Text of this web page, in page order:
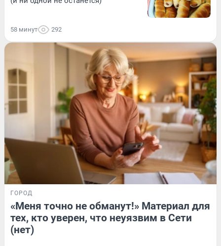
58 минут 292
ГОРОД
«Меня точно не обманут!» Материал для
тех, кто уверен, что неуязвим в Сети
(нет)